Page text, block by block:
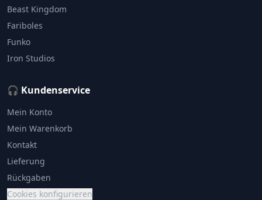
Beast Kingdom
Fariboles
Funko
Iron Studios
🎧 Kundenservice
Mein Konto
Mein Warenkorb
Kontakt
Lieferung
Rückgaben
Cookies konfigurieren